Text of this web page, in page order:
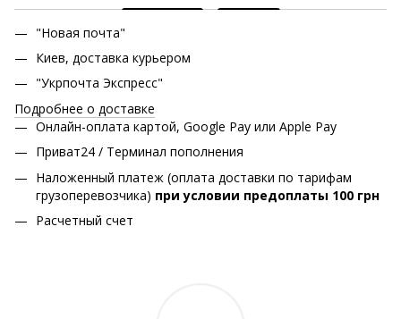
"Новая почта"
Киев, доставка курьером
"Укрпочта Экспресс"
Подробнее о доставке
Онлайн-оплата картой, Google Pay или Apple Pay
Приват24 / Терминал пополнения
Наложенный платеж (оплата доставки по тарифам
грузоперевозчика) при условии предоплаты 100 грн
Расчетный счет